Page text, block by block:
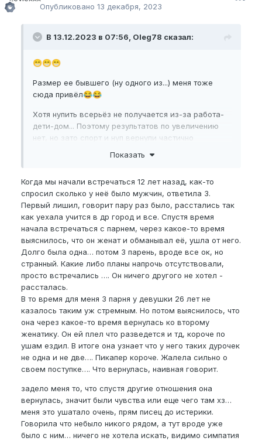
Опубликовано 13 декабря, 2023
В 13.12.2023 в 07:56, Oleg78 сказал:
😁😁😁
Размер ее бывшего (ну одного из...) меня тоже
сюда привёл😂😂
Хотя нупить всерьёз не получается из-за работа-
дети-дом... Поэтому результатов по увеличению
нет, но зато спорт и нуп вернули частично
фотке с пляжа обратил внимание что там блин
кукурузина.... Да и свободно мне в ней было с
самого начала - уж не знаю в этом дело или нет 😄
и от члена вообще не кончает. А когда со смазкой
много - я иногда там как карандашом даже ничего
нечувствую) Я даже по началу сильно
комплексовать стал из-за своего размера и так
оч долго стеснялся, да и сейчас стесняюсь
лишний раз раздеваться перед ней и даже в бане
дискомфортно)) понимаю что загон, но как есть.
Хотя размер вроде более или менее (
16,5см, 14см)
А до информации про её бывших - был
психологически здоровый человек: без
комплексов и стеснений)) короче, все беды от
баппп👍
А какая инфа из её прошлого тебя так зацепила?
Она сама рассказала? Или бывших знаешь?
Показать
Когда мы начали встречаться 12 лет назад, как-то
спросил сколько у неё было мужчин, ответила 3.
Первый лишил, говорит пару раз было, расстались так
как уехала учится в др город и все. Спустя время
начала встречаться с парнем, через какое-то время
выяснилось, что он женат и обманывал её, ушла от него.
Долго была одна… потом 3 парень, вроде все ок, но
странный. Какие либо планы напрочь отсутствовали,
просто встречались …. Он ничего другого не хотел -
рассталась.
В то время для меня 3 парня у девушки 26 лет не
казалось таким уж стремным. Но потом выяснилось, что
она через какое-то время вернулась ко второму
женатику. Он ей плел что разведется и тд, короче по
ушам ездил. В итоге она узнает что у него таких дурочек
не одна и не две…. Пикапер короче. Жалела сильно о
своем поступке…. Что вернулась, наивная говорит.
задело меня то, что спустя другие отношения она
вернулась, значит были чувства или еще чего там хз…
меня это ушатало очень, прям писец до истерики.
Говорила что небыло никого рядом, а тут вроде уже
было с ним… ничего не хотела искать, видимо симпатия